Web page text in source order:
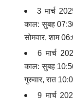
3 मार्च
काल: सुबह
सोमवार, शाम
6 मार्च
काल: सुबह
गुरुवार, रात
9 मार्च